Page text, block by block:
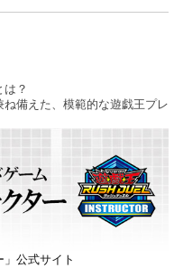
？
備えた、模範的な遊戯王プレ
」公式サイト